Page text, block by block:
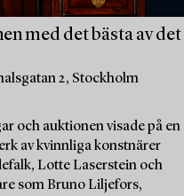
med det bästa av det
2, Stockholm
och auktionen visade på en
av kvinnliga konstnärer
Lotte Laserstein och
som Bruno Liljefors,